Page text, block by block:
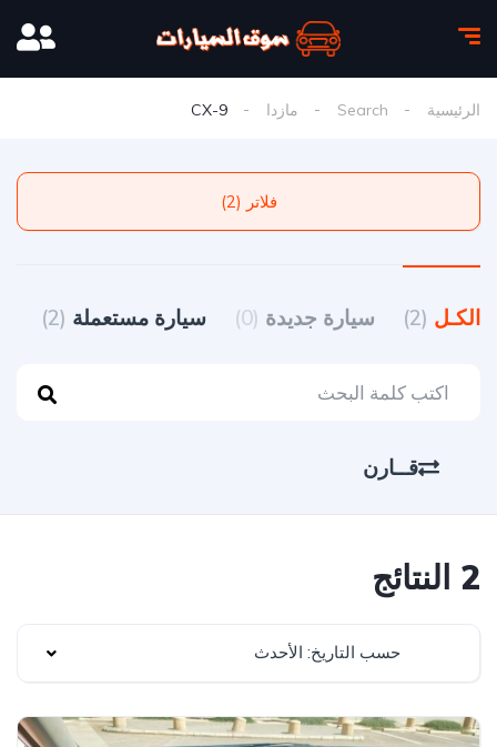
الرئيسية Search مازدا CX-9
فلاتر (2)
الكـل (2) سيارة جديدة (0) سيارة مستعملة (2)
قــارن
2 النتائج
حسب التاريخ: الأحدث